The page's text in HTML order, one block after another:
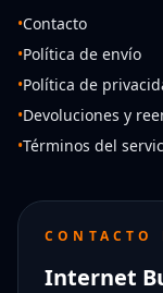
•Contacto
•Política de envío
•Política de
•Devoluciones y
•Términos del
CONTACTO
Internet